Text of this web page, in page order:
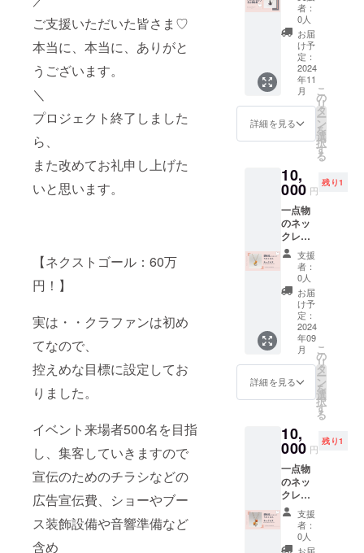
ご支援いただいた皆さま♡
本当に、本当に、ありがと
うございます。
＼
プロジェクト終了しました
ら、
また改めてお礼申し上げた
いと思います。
【ネクストゴール：60万
円！】
実は・・クラファンは初め
てなので、
控えめな目標に設定してお
りました。
イベント来場者500名を目指
し、集客していきますので
宣伝のためのチラシなどの
広告宣伝費、ショーやブー
ス装飾設備や音響準備など
含め
センチ
で、長
めに仕
立てて
ありま
す。 背
の高い
方に
は、そ
のま
は、
カット
して調
整可能
です。
アジャ
スター
部分
は、簡
単に着
脱出来
るマグ
ネット
を使用
してお
す。
す。
フォト
スポッ
トブー
スやヘ
アメイ
ショー
会場入
口、受
ただき
ます。
アレン
ジメン
トに
は、お
名前
ピック
をご用
意いた
しま
す。 ※
掲載名
を備考
欄へお
願いい
たしま
-----------
・※支援
者の方
から支
援時
に、別
途ご協
力費
（7％＋
税）を
す！！
！ １１
月９
日・１
０日の
期間中
ロザ
フィ体
験ワー
ク
ショッ
プにご
たしま
す。
（１
回） 小
さなロ
ザフィ
のバラ
づくり
を体験
してい
ただき
ます。
ツリー
と猫、
どちら
かの台
紙をお
体験！
初心者
さまで
も気軽
に楽し
めるよ
うにご
用意し
てます
ので、
者：
0人
お届
け予
定：
2024
年11
月
詳細を見る
こ
の
リ
タ
ー
ン
を
選
択
す
る
10,
000 円
残り1
一点物
のネッ
クレス
です。
愛知県
在住の
認定講
師によ
る作品
です。
・・・
・・・
・・・
・ ◆イ
エロー
系グラ
ション
カラー
のネッ
クレス
です。
ロザ
フィの
ジュリ
ア約
1.5cm3
支援
者：
0人
お届
け予
定：
2024
年09
月
詳細を見る
こ
の
リ
タ
ー
ン
を
選
択
す
る
10,
000 円
残り1
一点物
のネッ
クレス
です。
愛知県
在住の
認定講
支援
者：
0人